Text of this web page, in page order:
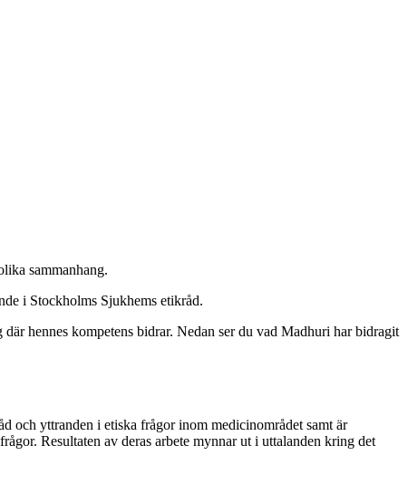
sammanhang.
i Stockholms Sjukhems etikråd.
hennes kompetens bidrar. Nedan ser du vad Madhuri har bidragit
och yttranden i etiska frågor inom medicinområdet samt är
Resultaten av deras arbete mynnar ut i uttalanden kring det